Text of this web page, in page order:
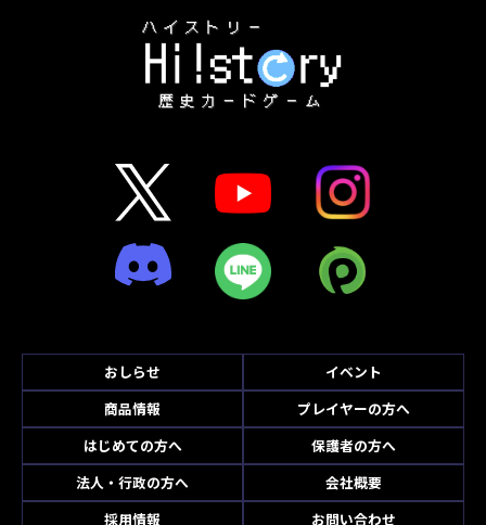
おしらせ
イベント
商品情報
プレイヤーの方へ
はじめての方へ
保護者の方へ
法人・行政の方へ
会社概要
採用情報
お問い合わせ